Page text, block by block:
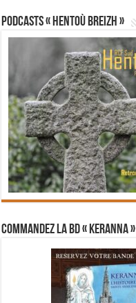
PODCASTS « Hentoù Breizh »
Commandez la BD « Keranna »